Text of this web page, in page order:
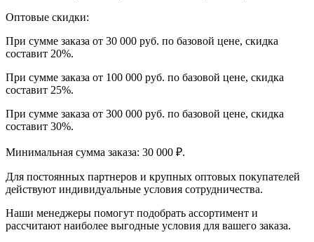
Оптовые скидки:
При сумме заказа от 30 000 руб. по базовой цене, скидка
составит 20%.
При сумме заказа от 100 000 руб. по базовой цене, скидка
составит 25%.
При сумме заказа от 300 000 руб. по базовой цене, скидка
составит 30%.
Минимальная сумма заказа: 30 000 ₽.
Для постоянных партнеров и крупных оптовых покупателей
действуют индивидуальные условия сотрудничества.
Наши менеджеры помогут подобрать ассортимент и
рассчитают наиболее выгодные условия для вашего заказа.